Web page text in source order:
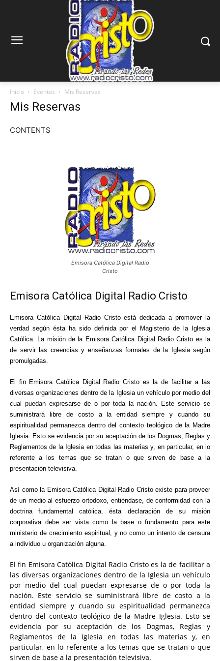
Inicio Eventos Mis Reservas
Mis Reservas
CONTENTS
Emisora Católica Digital Radio
Cristo
Emisora Católica Digital Radio Cristo
Emisora Católica Digital Radio Cristo está dedicada a promover la
verdad según ésta ha sido definida por el Magisterio de la Iglesia
Católica. La misión de la Emisora Católica Digital Radio Cristo es la
de servir las creencias y enseñanzas formales de la Iglesia según
promulgadas.
El fin Emisora Católica Digital Radio Cristo es la de facilitar a las
diversas organizaciones dentro de la Iglesia un vehículo por medio del
cual puedan expresarse de o por toda la nación. Este servicio se
suministrará libre de costo a la entidad siempre y cuando su
espiritualidad permanezca dentro del contexto teológico de la Madre
Iglesia. Esto se evidencia por su aceptación de los Dogmas, Reglas y
Reglamentos de la Iglesia en todas las materias y, en particular, en lo
referente a los temas que se tratan o que sirven de base a la
presentación televisiva.
Así como la Emisora Católica Digital Radio Cristo existe para proveer
de un medio al esfuerzo ortodoxo, entiéndase, de conformidad con la
doctrina fundamental católica, ésta declaración de su misión
corporativa debe ser vista como la base o fundamento para este
ministerio de crecimiento espiritual, y no como un intento de censura
a individuo u organización alguna.
El fin Emisora Católica Digital Radio Cristo es la de facilitar a
las diversas organizaciones dentro de la Iglesia un vehículo
por medio del cual puedan expresarse de o por toda la
nación. Este servicio se suministrará libre de costo a la
entidad siempre y cuando su espiritualidad permanezca
dentro del contexto teológico de la Madre Iglesia. Esto se
evidencia por su aceptación de los Dogmas, Reglas y
Reglamentos de la Iglesia en todas las materias y, en
particular, en lo referente a los temas que se tratan o que
sirven de base a la presentación televisiva.